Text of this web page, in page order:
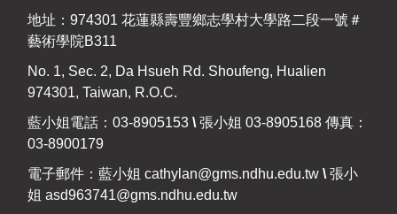
地址：974301 花蓮縣壽豐鄉志學村大學路二段一號＃
藝術學院B311
No. 1, Sec. 2, Da Hsueh Rd. Shoufeng, Hualien
974301, Taiwan, R.O.C.
藍小姐電話：03-8905153 \ 張小姐 03-8905168 傳真：
03-8900179
電子郵件：藍小姐 cathylan@gms.ndhu.edu.tw \ 張小
姐 asd963741@gms.ndhu.edu.tw